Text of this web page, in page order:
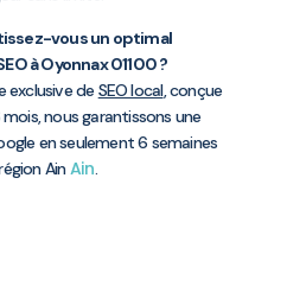
vous un optimal
à Oyonnax 01100 ?
exclusive de SEO local, conçue
nous garantissons une
en seulement 6 semaines
AinAin.